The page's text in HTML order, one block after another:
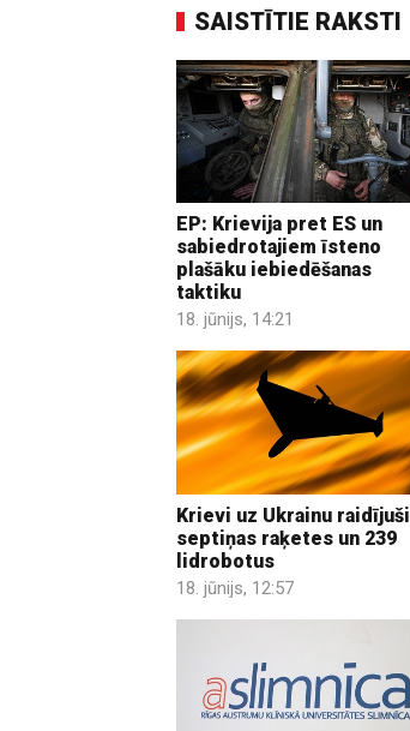
SAISTĪTIE RAKSTI
EP: Krievija pret ES un
sabiedrotajiem īsteno
plašāku iebiedēšanas
taktiku
18. jūnijs, 14:21
Krievi uz Ukrainu raidījuši
septiņas raķetes un 239
lidrobotus
18. jūnijs, 12:57